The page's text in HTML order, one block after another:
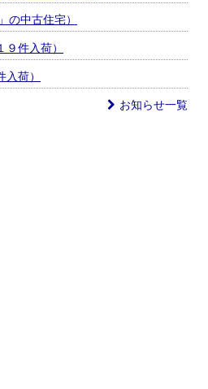
の中古住宅）
件入荷）
荷）
お知らせ一覧